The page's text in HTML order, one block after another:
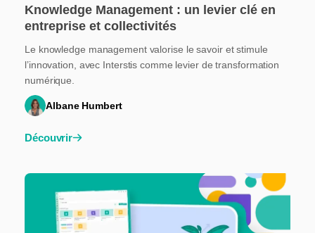
Knowledge Management : un levier clé en
entreprise et collectivités
Le knowledge management valorise le savoir et stimule
l’innovation, avec Interstis comme levier de transformation
numérique.
Albane Humbert
Découvrir